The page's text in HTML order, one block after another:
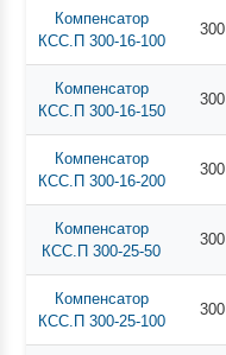
Компенсатор
КСС.П 300-16-100
300
Компенсатор
КСС.П 300-16-150
300
Компенсатор
КСС.П 300-16-200
300
Компенсатор
КСС.П 300-25-50
300
Компенсатор
КСС.П 300-25-100
300